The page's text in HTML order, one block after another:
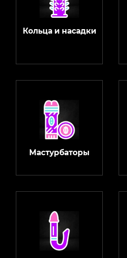
Кольца и насадки
Мастурбаторы